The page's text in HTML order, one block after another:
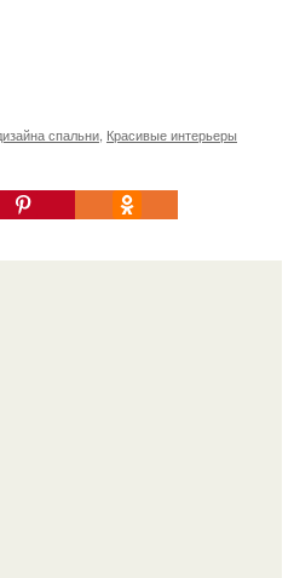
спальни Красивые интерьеры